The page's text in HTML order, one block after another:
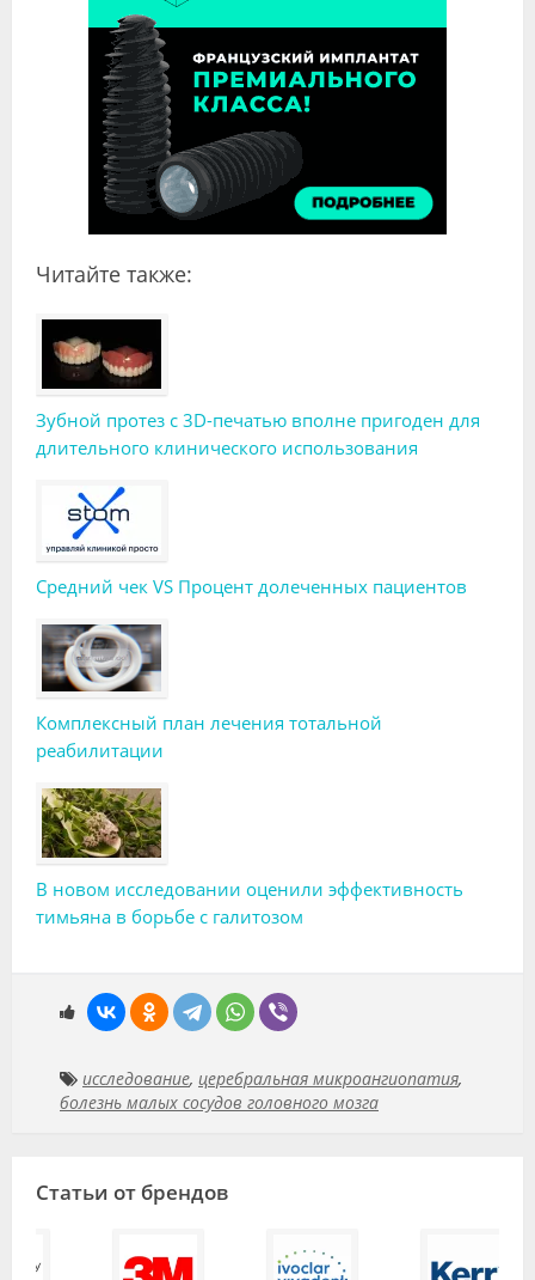
Читайте также:
Зубной протез с 3D-печатью вполне пригоден для
длительного клинического использования
Средний чек VS Процент долеченных пациентов
Комплексный план лечения тотальной
реабилитации
В новом исследовании оценили эффективность
тимьяна в борьбе с галитозом
исследование, церебральная микроангиопатия,
болезнь малых сосудов головного мозга
Статьи от брендов